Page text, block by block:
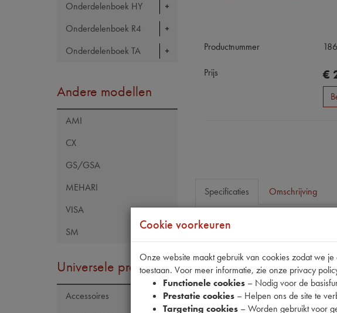
Onderdelenboek HY
Onderdelenboek R4
Onderdelenboek TA
Andere modellen
AMI
CX
GS/GSA
MEHARI
VISA
SM
Universele producten
Accessoires
Productnummer
Prijs €
Specificaties Omschrijving
Model Citroën
Cookie voorkeuren
Onze website maakt gebruik van cookies zodat we
toestaan. Voor meer informatie, zie onze privacy
Functionele cookies – Nodig voor de
Prestatie cookies – Helpen ons de site te
Targeting cookies – Worden gebruikt voor